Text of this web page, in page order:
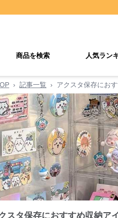
商品を検索 人気ラン
› 記事一覧 › アクスタ保存にお
スタ保存におすすめ収納ア